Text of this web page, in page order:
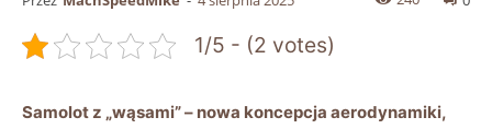
1/5 - (2 votes)
Samolot z „wąsami” – nowa koncepcja aerodynamiki,